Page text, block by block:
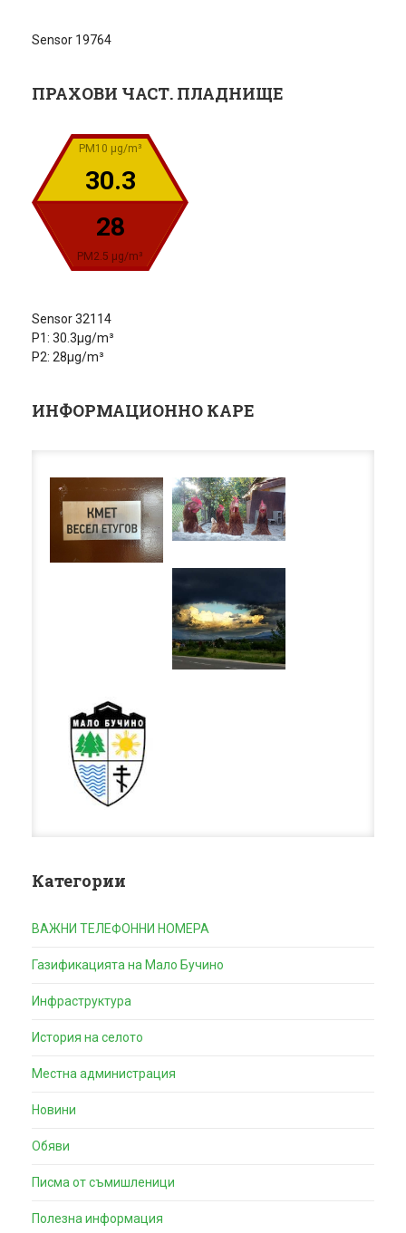
Sensor 19764
ПРАХОВИ ЧАСТ. ПЛАДНИЩЕ
PM10 µg/m³
PM2.5 µg/m³
30.3
28
Sensor 32114
P1: 30.3µg/m³
P2: 28µg/m³
ИНФОРМАЦИОННО КАРЕ
Категории
ВАЖНИ ТЕЛЕФОННИ НОМЕРА
Газификацията на Мало Бучино
Инфраструктура
История на селото
Местна администрация
Новини
Обяви
Писма от съмишленици
Полезна информация